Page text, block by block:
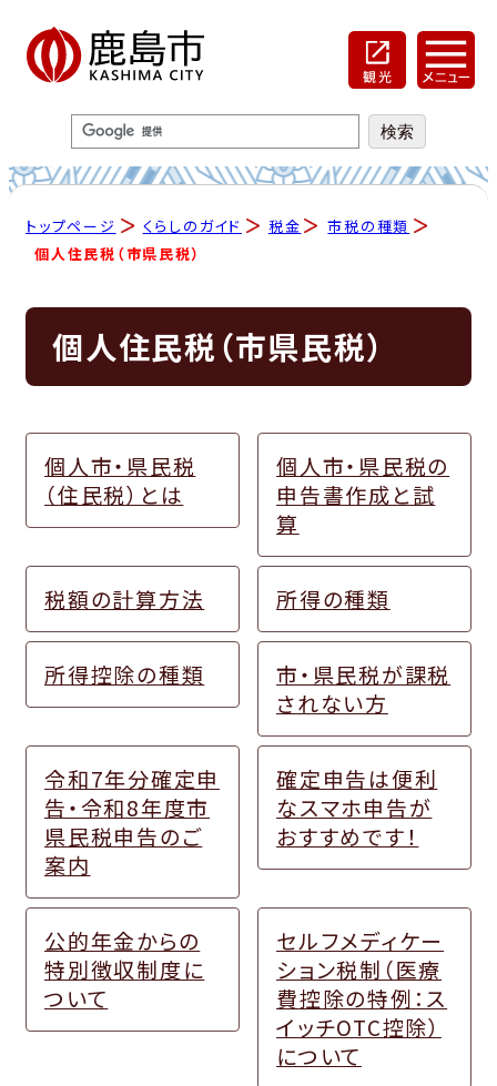
トップページ くらしのガイド 税金
市税の種類
個人住民税（市県民税）
個人住民税（市県民税）
個人市・県民税
（住民税）とは
個人市・県民税の
申告書作成と試
算
税額の計算方法 所得の種類
所得控除の種類
市・県民税が課税
されない方
令和7年分確定申
告・令和8年度市
県民税申告のご
案内
確定申告は便利
なスマホ申告が
おすすめです！
公的年金からの
特別徴収制度に
ついて
セルフメディケー
ション税制（医療
費控除の特例：ス
イッチOTC控除）
について